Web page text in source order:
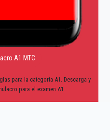
A1 MTC
para la categoria A1. Descarga y
para el examen A1